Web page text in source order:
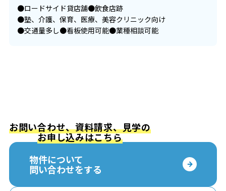
●ロードサイド貸店舗●飲食店跡
●塾、介護、保育、医療、美容クリニック向け
●交通量多し●看板使用可能●業種相談可能
お問い合わせ、資料請求、見学の
お申し込みはこちら
物件について
問い合わせをする